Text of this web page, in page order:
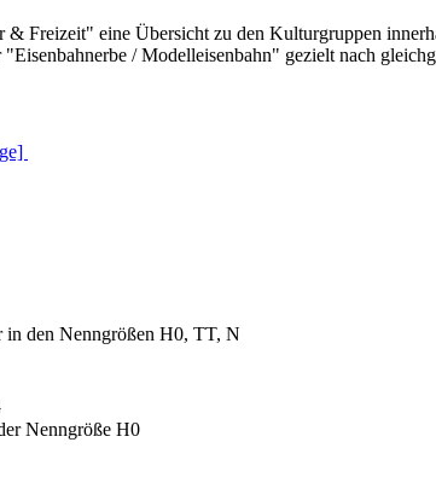
Freizeit" eine Übersicht zu den Kulturgruppen
/ Modelleisenbahn" gezielt nach
in den Nenngrößen H0, TT, N
Nenngröße H0